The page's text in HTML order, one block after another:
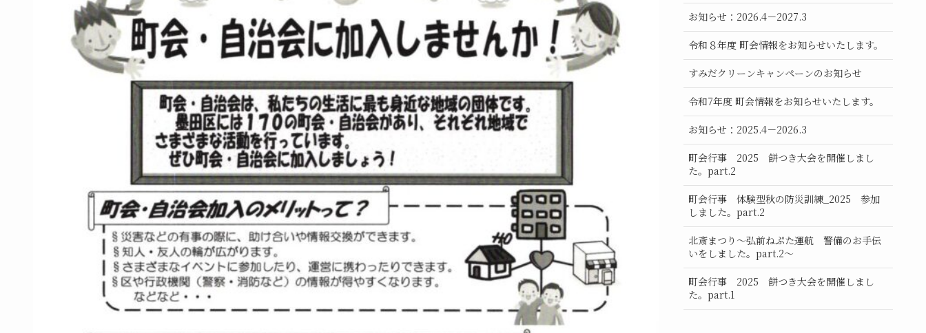
お知らせ：2026.4－2027.3
令和８年度 町会情報をお知らせいたします。
すみだクリーンキャンペーンのお知らせ
令和7年度 町会情報をお知らせいたします。
お知らせ：2025.4－2026.3
町会行事 2025 餅つき大会を開催しまし
た。part.2
町会行事 体験型秋の防災訓練_2025 参加
しました。part.2
北斎まつり～弘前ねぷた運航 警備のお手伝
いをしました。part.2～
町会行事 2025 餅つき大会を開催しまし
た。part.1